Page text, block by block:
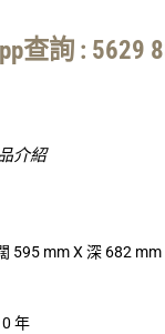
查詢 : 5629
介紹
595 mm X 深 682 mm
年